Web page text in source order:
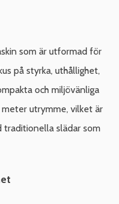
som är utformad för
på styrka, uthållighet,
och miljövänliga
utrymme, vilket är
slädar som